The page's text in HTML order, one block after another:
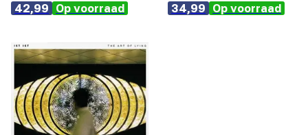
42,99 Op voorraad 34,99 Op voorraad